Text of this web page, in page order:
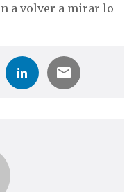
a volver a mirar lo